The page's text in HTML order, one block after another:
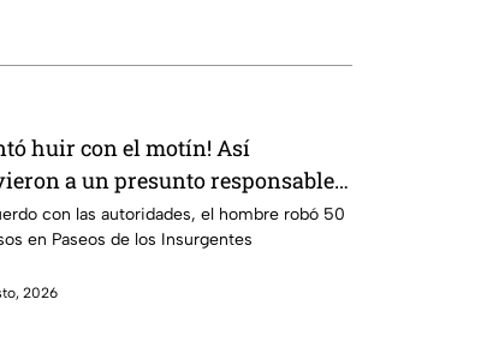
huir con el motín! Así
a un presunto responsable
a su víctima en León
con las autoridades, el hombre robó 50
en Paseos de los Insurgentes
2026